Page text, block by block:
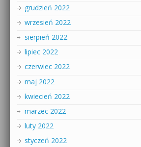
grudzień 2022
wrzesień 2022
sierpień 2022
lipiec 2022
czerwiec 2022
maj 2022
kwiecień 2022
marzec 2022
luty 2022
styczeń 2022